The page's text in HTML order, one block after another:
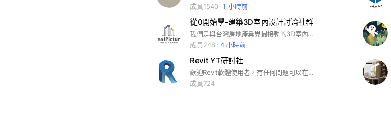
成員1540
1 小時前
從0開始學-建築3D室內設計討論社群
我們是與台灣房地產業界最接軌的3D室內設計、建築透視圖的電腦補習班
成員248
4 小時前
Revit YT研討社
歡迎Revit軟體使用者，有任何問題可以在這邊提出討論，共同研究解決
成員724